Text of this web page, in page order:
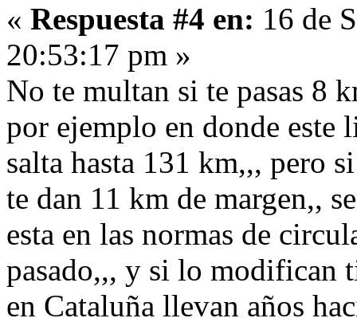
« Respuesta #4 en: 16 de
20:53:17 pm »
No te multan si te pasas 8
por ejemplo en donde este
salta hasta 131 km,,, pero
te dan 11 km de margen,,
esta en las normas de
pasado,,, y si lo modifican
en Cataluña llevan años